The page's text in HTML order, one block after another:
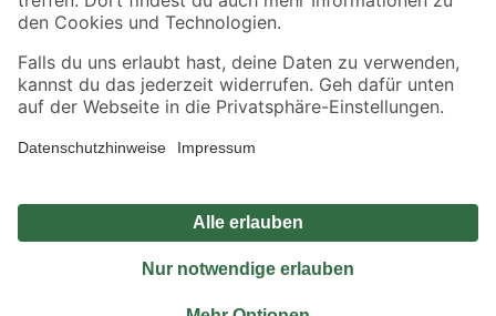
Alle Preisangaben in EUR inkl. gesetzl. MwSt.. Die dargestellten Angebote sind unter
Umständen nicht in allen Märkten verfügbar. Die angegebenen Verfügbarkeiten beziehen
Produkte nur solange der Vorrat reicht.
*Paketversand ab 59 € versandkostenfrei, gilt nicht für Artikel mit Speditionsversand, hier
Privatsphäre Impressum
Nutzungsbedingungen
Widerrufsrecht
Vertrag widerrufen